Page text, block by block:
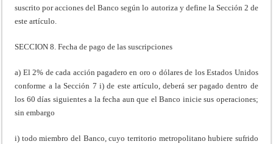
suscrito por acciones del Banco según lo autoriza y define la Sección 2 de
este artículo.
SECCION 8. Fecha de pago de las suscripciones
a) El 2% de cada acción pagadero en oro o dólares de los Estados Unidos
conforme a la Sección 7 i) de este artículo, deberá ser pagado dentro de
los 60 días siguientes a la fecha aun que el Banco inicie sus operaciones;
sin embargo
i) todo miembro del Banco, cuyo territorio metropolitano hubiere sufrido